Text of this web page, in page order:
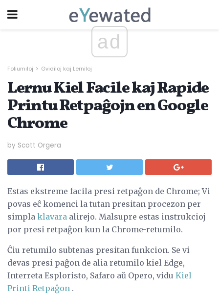
ad
Foliumiloj Gvidiloj kaj Lerniloj
Lernu Kiel Facile kaj Rapide
Printu Retpaĝojn en Google
Chrome
by Scott Orgera
Estas ekstreme facila presi retpaĝon de Chrome; Vi
povas eĉ komenci la tutan presitan procezon per
simpla klavara alirejo. Malsupre estas instrukcioj
por presi retpaĝon kun la Chrome-retumilo.
Ĉiu retumilo subtenas presitan funkcion. Se vi
devas presi paĝon de alia retumilo kiel Edge,
Interreta Esploristo, Safaro aŭ Opero, vidu Kiel
Printi Retpaĝon .